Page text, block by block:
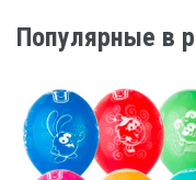
Популярные в